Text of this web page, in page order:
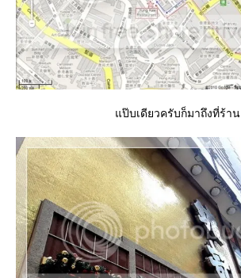
ป๊บเดียวครับก็มาถึงที่ร้าน